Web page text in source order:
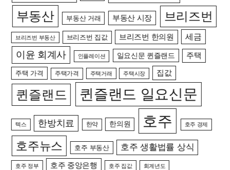
부동산 부동산 거래 부동산 시장 브리즈번
브리즈번 부동산 브리즈번 집값 브리즈번 한의원 세금
이윤 회계사 인플레이션 일요신문 퀸즐랜드 주택
주택 가격 주택가격 주택거래 주택시장 집값
퀸즐랜드 퀸즐랜드 일요신문
텍스 한방치료 한약 한의원 호주 호주 경제
호주뉴스 호주 부동산 호주 생활법률 상식
호주 정부 호주 중앙은행 호주 집값 회계년도